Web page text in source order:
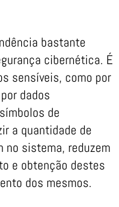
bastante
cibernética. É
sensíveis, como por
dados
de
a quantidade de
no sistema, reduzem
e obtenção destes
dos mesmos.